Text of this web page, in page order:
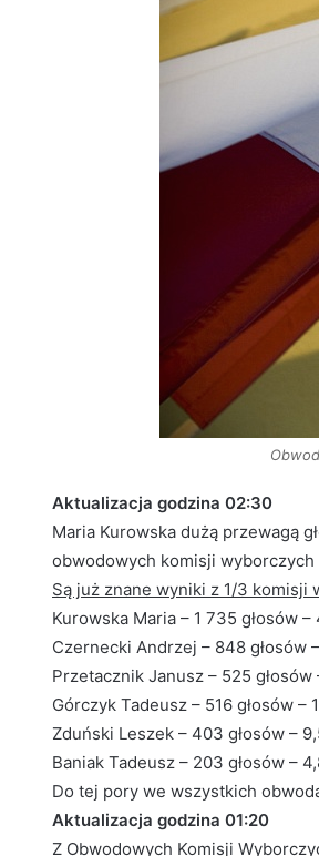
Aktualizacja godzina 02:30
Maria Kurowska dużą przewagą
obwodowych komisji wyborczych
Są już znane wyniki z 1/3 komisji
Kurowska Maria – 1 735 głosów –
Czernecki Andrzej – 848 głosów
Przetacznik Janusz – 525 głosów
Górczyk Tadeusz – 516 głosów –
Zduński Leszek – 403 głosów –
Baniak Tadeusz – 203 głosów –
Do tej pory we wszystkich
Aktualizacja godzina 01:20
Z Obwodowych Komisji